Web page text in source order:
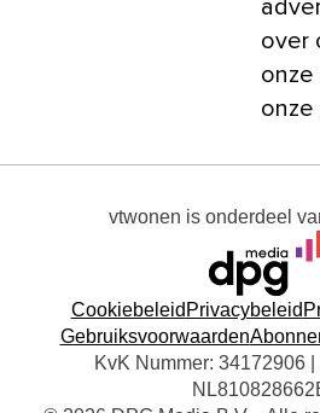
over
onze
onze
vtwonen is onderdeel
Cookiebeleid Privacybeleid
Gebruiksvoorwaarden
KvK Nummer: 34172906